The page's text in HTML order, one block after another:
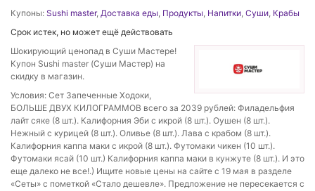
Купоны: Sushi master, Доставка еды, Продукты, Напитки, Суши, Крабы
Срок истек, но может ещё действовать
Шокирующий ценопад в Суши Мастере!
Купон Sushi master (Суши Мастер) на
скидку в магазин.
Условия: Сет Запеченные Ходоки,
БОЛЬШЕ ДВУХ КИЛОГРАММОВ всего за 2039 рублей: Филадельфия
лайт сяке (8 шт.). Калифорния Эби с икрой (8 шт.). Оушен (8 шт.).
Нежный с курицей (8 шт.). Оливье (8 шт.). Лава с крабом (8 шт.).
Калифорния каппа маки с икрой (8 шт.). Футомаки чикен (10 шт.).
Футомаки ясай (10 шт.) Калифорния каппа маки в кунжуте (8 шт.). И это
еще далеко не все!.) Ищите новые цены на сайте с 19 мая в разделе
«Сеты» с пометкой «Стало дешевле». Предложение не пересекается с